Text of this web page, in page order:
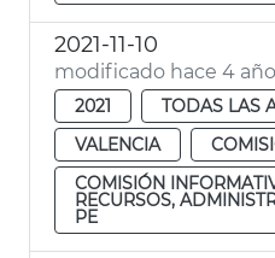
2021-11-10
modificado hace 4
2021
TODAS LAS
VALENCIA
COMISIÓN
RECURSOS,
PE